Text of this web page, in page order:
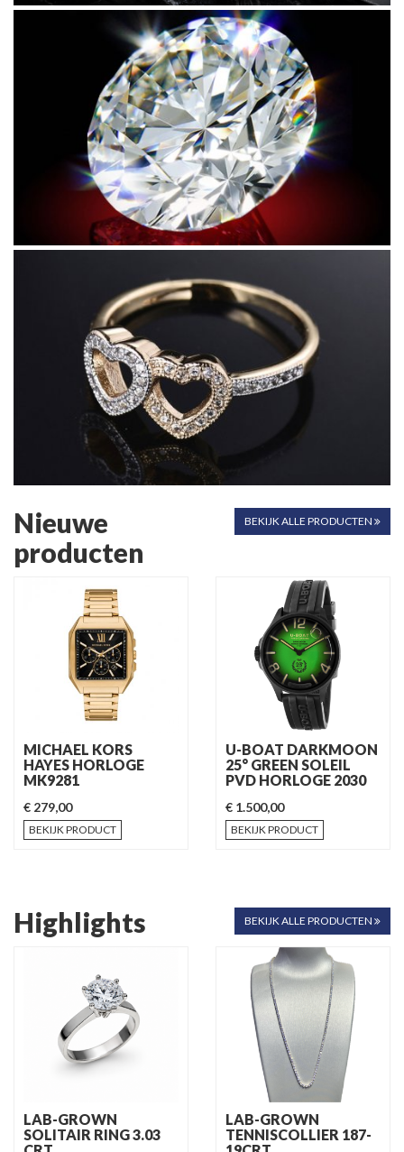
BEKIJK ALLE PRODUCTEN
Nieuwe
producten
MICHAEL KORS
HAYES HORLOGE
MK9281
€ 279,00
BEKIJK PRODUCT
U-BOAT DARKMOON
25° GREEN SOLEIL
PVD HORLOGE 2030
€ 1.500,00
BEKIJK PRODUCT
BEKIJK ALLE PRODUCTEN
Highlights
LAB-GROWN
SOLITAIR RING 3.03
LAB-GROWN
TENNISCOLLIER 187-